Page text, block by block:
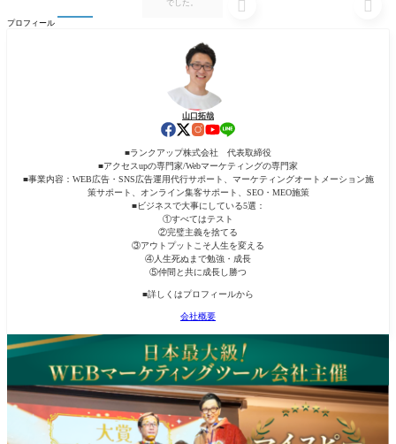
プロフィール
山口拓哉
■ランクアップ株式会社 代表取締役
■アクセスupの専門家/Webマーケティングの専門家
■事業内容：WEB広告・SNS広告運用代行サポート、マーケティングオートメーション施
策サポート、オンライン集客サポート、SEO・MEO施策
■ビジネスで大事にしている5選：
①すべてはテスト
②完璧主義を捨てる
③アウトプットこそ人生を変える
④人生死ぬまで勉強・成長
⑤仲間と共に成長し勝つ
■詳しくはプロフィールから
会社概要
でした。  